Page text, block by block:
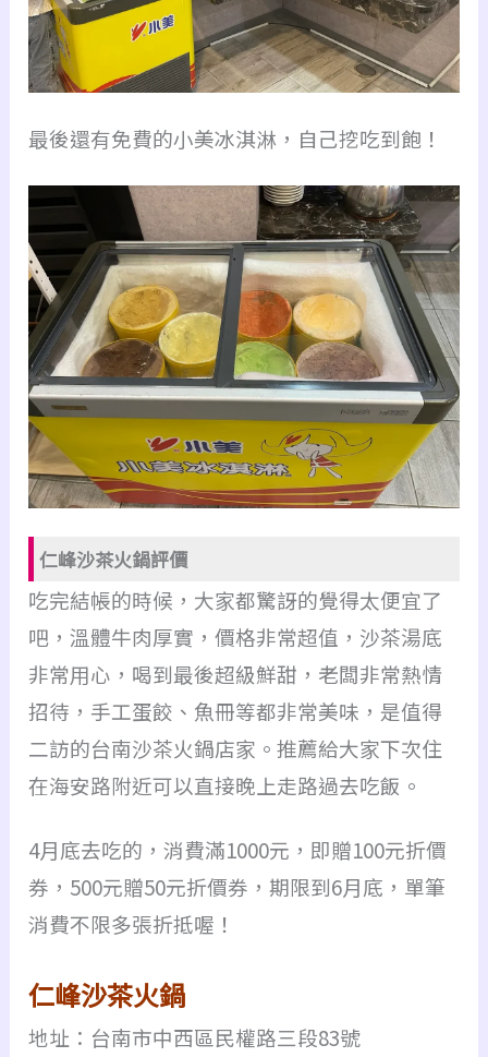
最後還有免費的小美冰淇淋，自己挖吃到飽！
仁峰沙茶火鍋評價
吃完結帳的時候，大家都驚訝的覺得太便宜了
吧，溫體牛肉厚實，價格非常超值，沙茶湯底
非常用心，喝到最後超級鮮甜，老闆非常熱情
招待，手工蛋餃、魚冊等都非常美味，是值得
二訪的台南沙茶火鍋店家。推薦給大家下次住
在海安路附近可以直接晚上走路過去吃飯。
4月底去吃的，消費滿1000元，即贈100元折價
券，500元贈50元折價券，期限到6月底，單筆
消費不限多張折抵喔！
仁峰沙茶火鍋
地址：台南市中西區民權路三段83號